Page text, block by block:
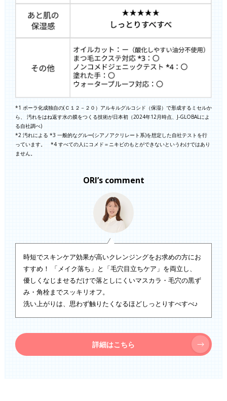
*1 ポーラ化成独自の(Ｃ１２－２０）アルキルグルコシド（保湿）で形成するミセルか
ら、 汚れをはね返す水の膜をつくる技術が日本初（2024年12月時点、J-GLOBALによ
る自社調べ)
*2 汚れによる *3 一般的なグルー(シアノアクリレート系)を想定した自社テストを行
っています。 *4 すべての人にコメド＝ニキビのもとができないというわけではあり
ません。
ORI’s comment
時短でスキンケア効果が高いクレンジングをお求めの方にお
すすめ！ 「メイク落ち」と「毛穴目立ちケア」を両立し、
優しくなじませるだけで落としにくいマスカラ・毛穴の黒ず
み・角栓までスッキリオフ。
洗い上がりは、思わず触りたくなるほどしっとりすべすべ♪
詳細はこちら